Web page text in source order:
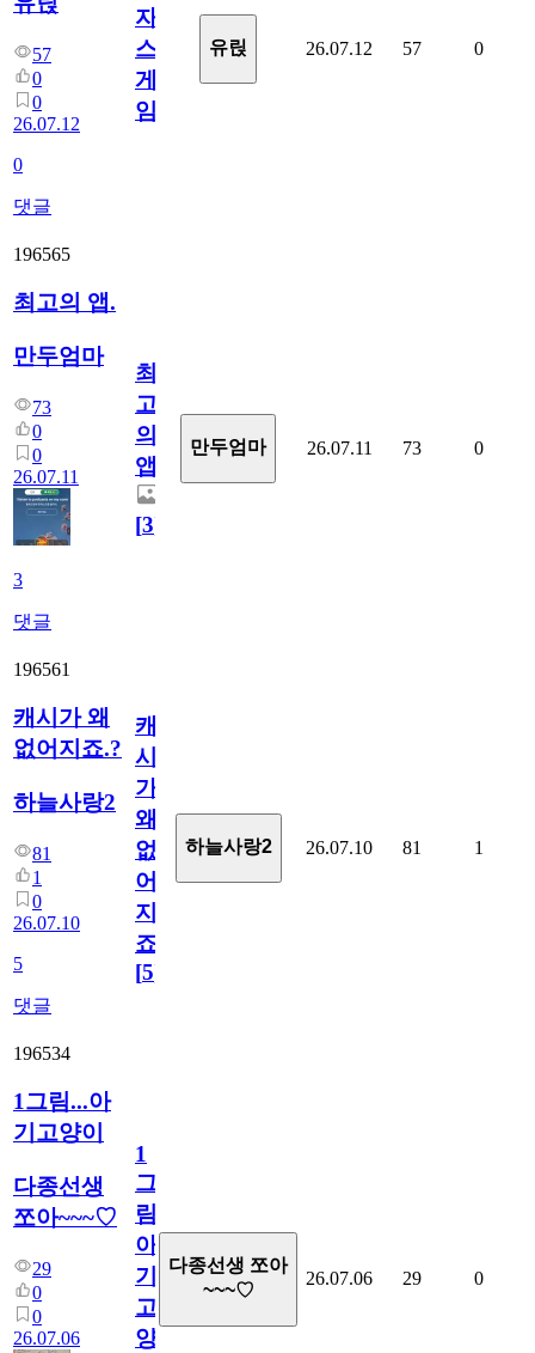
57
0
0
26.07.12
0
댓글
자
스
게
임?
유릱 26.07.12 57 0
196565
최고의 앱.
만두엄마
73
0
0
26.07.11
3
댓글
최
고
의
앱.
[3]
만두엄마 26.07.11 73 0
196561
캐시가 왜
없어지죠.?
하늘사랑2
81
1
0
26.07.10
5
댓글
캐
시
가
왜
없
어
지
죠.?
[5]
하늘사랑2 26.07.10 81 1
196534
1그림...아
기고양이
다종선생
쪼아~~~♡
29
0
0
26.07.06
1
그
림...
아
기
고
양
다종선생 쪼아
~~~♡
26.07.06 29 0